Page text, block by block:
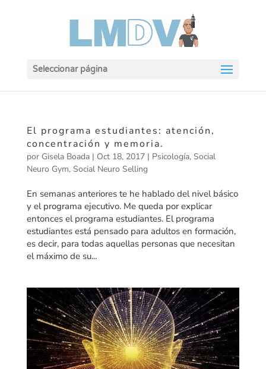
Seleccionar página
El programa estudiantes: atención,
concentración y memoria.
por Gisela Boada| Oct 18, 2017| Psicología, Social
Neuro Gym, Social Neuro Selling
En semanas anteriores te he hablado del nivel básico
y el programa ejecutivo. Me queda por explicar
entonces el programa estudiantes. El programa
estudiantes está pensado para adultos en formación,
es decir, para todas aquellas personas que necesitan
el máximo de su...